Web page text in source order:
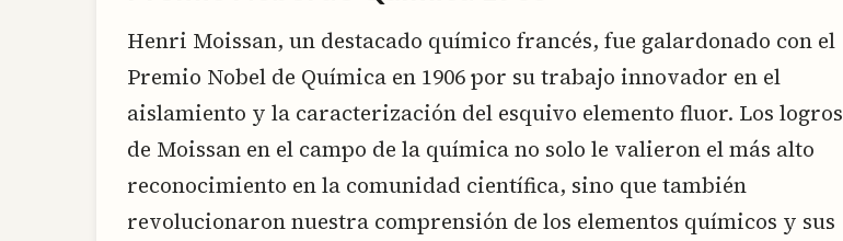
Henri Moissan, un destacado químico francés, fue galardonado con el
Premio Nobel de Química en 1906 por su trabajo innovador en el
aislamiento y la caracterización del esquivo elemento fluor. Los logros
de Moissan en el campo de la química no solo le valieron el más alto
reconocimiento en la comunidad científica, sino que también
revolucionaron nuestra comprensión de los elementos químicos y sus